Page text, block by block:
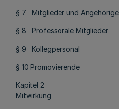
§ 7 Mitglieder und Angehörige
§ 8 Professorale Mitglieder
§ 9 Kollegpersonal
§ 10 Promovierende
Kapitel 2
Mitwirkung